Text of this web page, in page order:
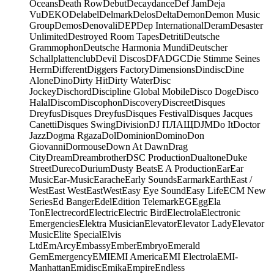
OceansDeath RowDebutDecaydanceDef JamDeja
VuDEKODelabelDelmarkDelosDeltaDemonDemon Music
GroupDemosDenovaliDEPDep InternationalDeramDesaster
UnlimitedDestroyed Room TapesDetritiDeutsche
GrammophonDeutsche Harmonia MundiDeutscher
SchallplattenclubDevil DiscosDFADGCDie Stimme Seines
HerrnDifferentDiggers FactoryDimensionsDindiscDine
AloneDinoDirty HitDirty WaterDisc
JockeyDischordDiscipline Global MobileDisco DogeDisco
HalalDiscomDiscophonDiscoveryDiscreetDisques
DreyfusDisques DreyfusDisques FestivalDisques Jacques
CanettiDisques SwingDivisionDJ ПЛАЩDJMDo ItDoctor
JazzDogma RgazaDolDominionDominoDon
GiovanniDormouseDown At DawnDrag
CityDreamDreambrotherDSC ProductionDualtoneDuke
StreetDurecoDuriumDusty BeatsE A ProductionEarEar
MusicEar-MusicEaracheEarly SoundsEarmarkEarthEast /
WestEast WestEastWestEasy Eye SoundEasy LifeECM New
SeriesEd BangerEdelEdition TelemarkEGEggEla
TonElectrecordElectricElectric BirdElectrolaElectronic
EmergenciesElektra MusicianElevatorElevator LadyElevator
MusicElite SpecialElvis
LtdEmArcyEmbassyEmberEmbryoEmerald
GemEmergencyEMIEMI AmericaEMI ElectrolaEMI-
ManhattanEmidiscEmikaEmpireEndless